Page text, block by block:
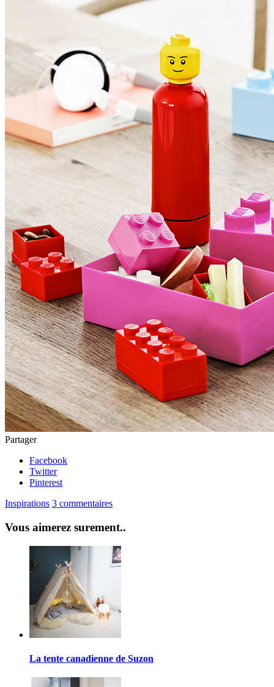
Partager
Facebook
Twitter
Pinterest
Inspirations 3 commentaires
Vous aimerez surement..
La tente canadienne de Suzon